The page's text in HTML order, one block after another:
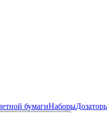
бумагиНаборы